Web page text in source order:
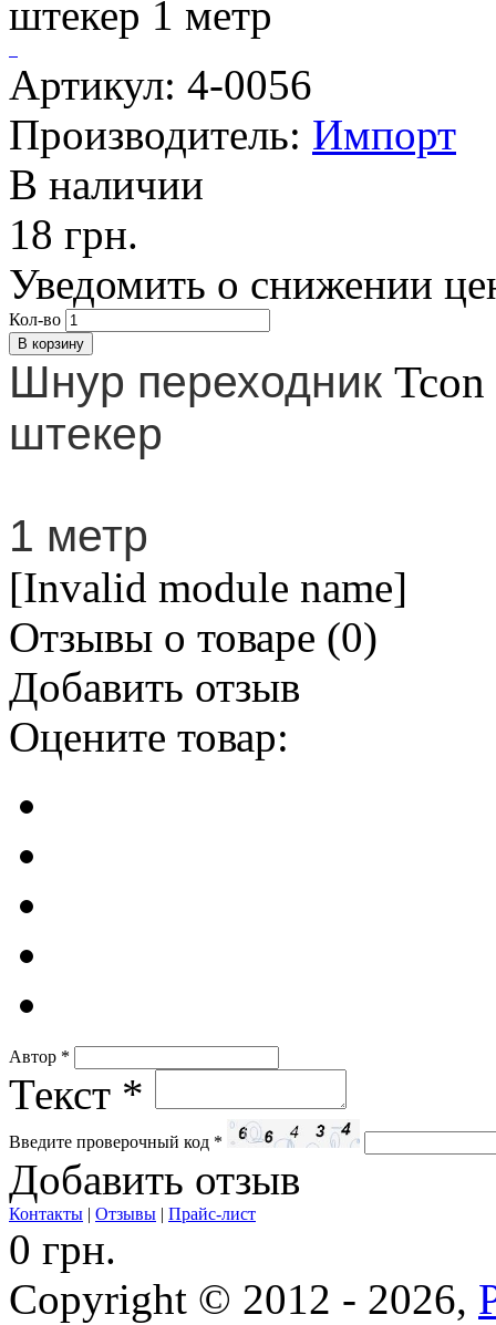
Артикул: 4-0056
Производитель: Импорт
В наличии
18 грн.
Уведомить о снижении
Кол-во
Шнур переходник Tcon
штекер
1 метр
[Invalid module name]
Отзывы о товаре (0)
Добавить отзыв
Оцените товар:
Автор *
Текст *
Введите проверочный код *
Добавить отзыв
Контакты | Отзывы | Прайс-лист
0 грн.
Copyright © 2012 - 2026,